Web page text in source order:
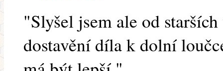
"Slyšel jsem ale od
dostavění díla k dolní